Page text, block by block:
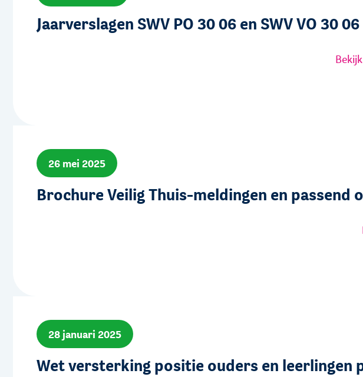
Jaarverslagen SWV PO 30 06 en SWV VO 30
26 mei 2025
Brochure Veilig Thuis-meldingen en passend
28 januari 2025
Wet versterking positie ouders en leerlingen